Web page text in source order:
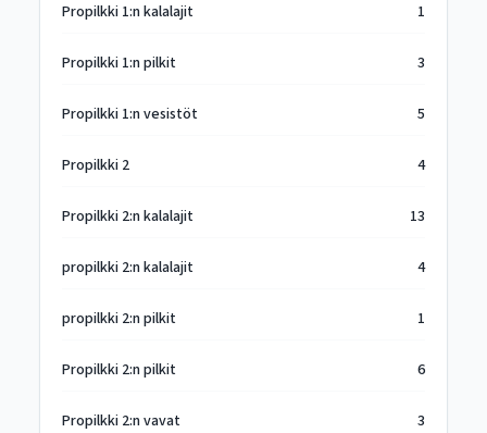
Propilkki 1:n kalalajit 1
Propilkki 1:n pilkit 3
Propilkki 1:n vesistöt 5
Propilkki 2 4
Propilkki 2:n kalalajit 13
propilkki 2:n kalalajit 4
propilkki 2:n pilkit 1
Propilkki 2:n pilkit 6
Propilkki 2:n vavat 3